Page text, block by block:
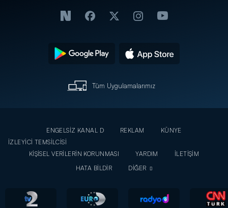
Tüm Uygulamalarımız
ENGELSİZ KANAL D REKLAM
KÜNYE
İZLEYİCİ TEMSİLCİSİ
KİŞİSEL VERİLERİN KORUNMASI
YARDIM
İLETİŞİM
HATA BİLDİR
DİĞER